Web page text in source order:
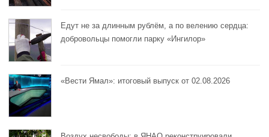
Едут не за длинным рублём, а по велению сердца:
добровольцы помогли парку «Ингилор»
«Вести Ямал»: итоговый выпуск от 02.08.2026